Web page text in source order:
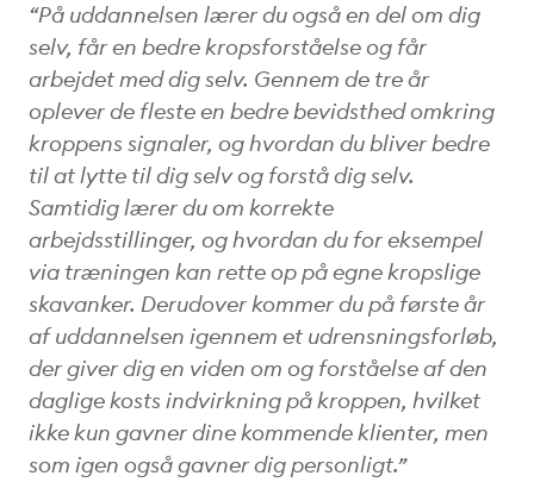
“På uddannelsen lærer du også en del om dig
selv, får en bedre kropsforståelse og får
arbejdet med dig selv. Gennem de tre år
oplever de fleste en bedre bevidsthed omkring
kroppens signaler, og hvordan du bliver bedre
til at lytte til dig selv og forstå dig selv.
Samtidig lærer du om korrekte
arbejdsstillinger, og hvordan du for eksempel
via træningen kan rette op på egne kropslige
skavanker. Derudover kommer du på første år
af uddannelsen igennem et udrensningsforløb,
der giver dig en viden om og forståelse af den
daglige kosts indvirkning på kroppen, hvilket
ikke kun gavner dine kommende klienter, men
som igen også gavner dig personligt.”